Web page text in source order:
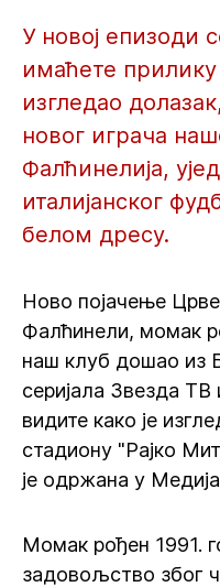
У новој епизоди
имаћете прилику
изгледао
новог играча
Фалћинелија,
италијанског
белом дресу.
Ново појачење
Фалћинели, момак
наш клуб дошао из
серијала Звезда
видите како је
стадиону "Рајко
је одржана у
Момак рођен 1991.
задовољство због